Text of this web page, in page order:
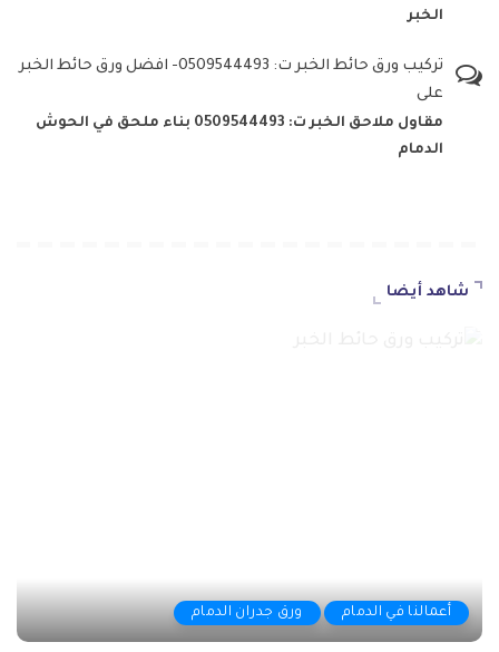
الخبر
تركيب ورق حائط الخبر ت: 0509544493- افضل ورق حائط الخبر
على
مقاول ملاحق الخبر ت: 0509544493 بناء ملحق في الحوش
الدمام
شاهد أيضا
أعمالنا في الدمام ورق جدران الدمام